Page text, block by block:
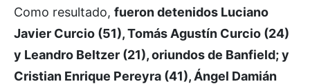
Como resultado, fueron detenidos Luciano
Javier Curcio (51), Tomás Agustín Curcio (24)
y Leandro Beltzer (21), oriundos de Banfield; y
Cristian Enrique Pereyra (41), Ángel Damián